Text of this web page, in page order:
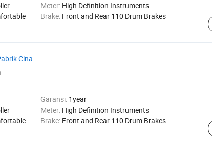
Meter: High Definition Instruments
Brake: Front and Rear 110 Drum Brakes
Cina
Garansi: 1year
Meter: High Definition Instruments
Brake: Front and Rear 110 Drum Brakes